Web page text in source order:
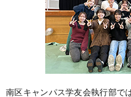
南区キャンパス学友会執行部で